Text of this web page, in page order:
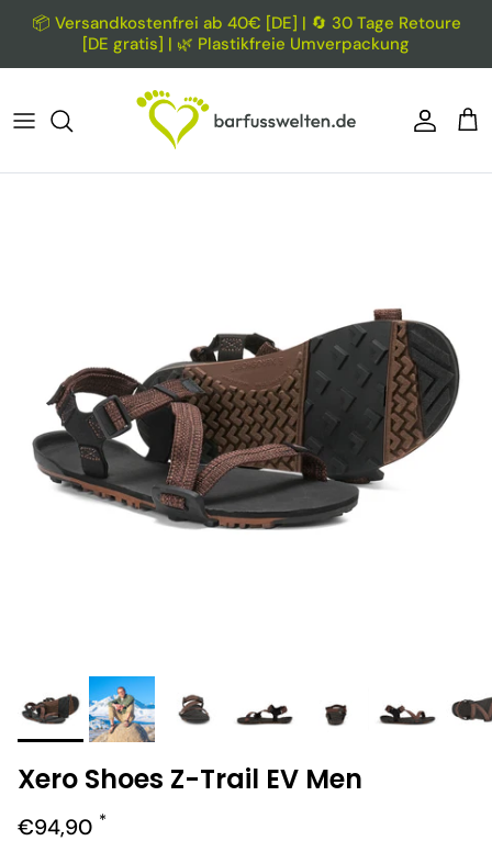
Direkt zum Inhalt
📦 Versandkostenfrei ab 40€ [DE] | 🔄 30 Tage Retoure
[DE gratis] | 🌿 Plastikfreie Umverpackung
Konto
Xero Shoes Z-Trail EV Men
Normaler Preis
€94,90